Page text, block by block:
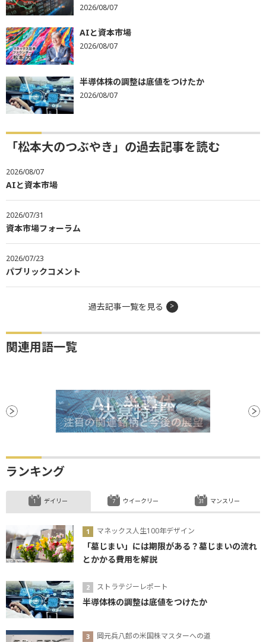
2026/08/07
AIと資本市場
2026/08/07
半導体株の調整は底値をつけたか
2026/08/07
「松本大のつぶやき」の過去記事を読む
2026/08/07
AIと資本市場
2026/07/31
資本市場フォーラム
2026/07/23
パブリックコメント
過去記事一覧を見る
関連用語一覧
ランキング
デイリー
マネックス人生100年デザイン
「墓じまい」には期限がある？墓じまいの流れ
とかかる費用を解説
ストラテジーレポート
半導体株の調整は底値をつけたか
岡元兵八郎の米国株マスターへの道
ウイークリー マンスリー